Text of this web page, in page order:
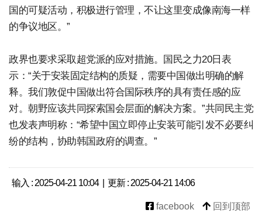
国的可疑活动，积极进行管理，不让这里变成像南海一样
的争议地区。”
政界也要求采取超党派的应对措施。国民之力20日表
示：“关于安装固定结构的质疑，需要中国做出明确的解
释。我们敦促中国做出符合国际秩序的具有责任感的应
对。朝野应该共同探索国会层面的解决方案。”共同民主党
也发表声明称：“希望中国立即停止安装可能引发不必要纠
纷的结构，协助韩国政府的调查。”
输入 : 2025-04-21 10:04 | 更新 : 2025-04-21 14:06
facebook 回到顶部